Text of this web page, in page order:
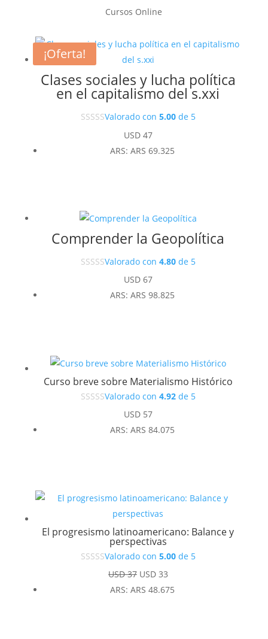
Cursos Online
Clases sociales y lucha política
en el capitalismo del s.xxi
Valorado con 5.00de 5
USD47
ARS: ARS 69.325
Comprender la Geopolítica
Valorado con 4.80de 5
USD67
ARS: ARS 98.825
Curso breve sobre Materialismo Histórico
Valorado con 4.92de 5
USD57
ARS: ARS 84.075
¡Oferta!
El progresismo latinoamericano: Balance y
perspectivas
Valorado con 5.00de 5
USD37 El
precio
USD33El
precio
ARS: ARS 48.675